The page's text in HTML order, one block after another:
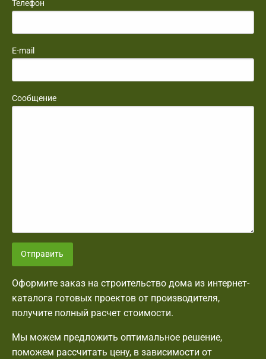
Телефон
E-mail
Сообщение
Отправить
Оформите заказ на строительство дома из интернет-
каталога готовых проектов от производителя,
получите полный расчет стоимости.
Мы можем предложить оптимальное решение,
поможем рассчитать цену, в зависимости от